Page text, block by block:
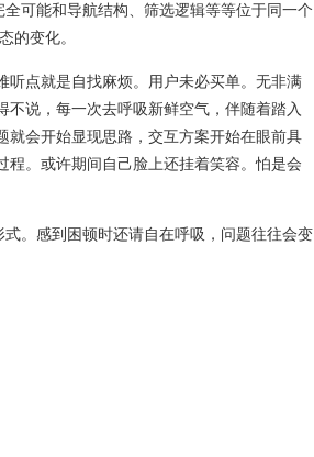
可能和导航结构、筛选逻辑等等位于同一个
的变化。
听点就是自找麻烦。用户未必买单。无非满
说，每一次去呼吸新鲜空气，伴随着踏入
就会开始显现思路，交互方案开始在眼前具
。或许期间自己脸上还挂着笑容。怕是会
。感到困顿时还请自在呼吸，问题往往会变